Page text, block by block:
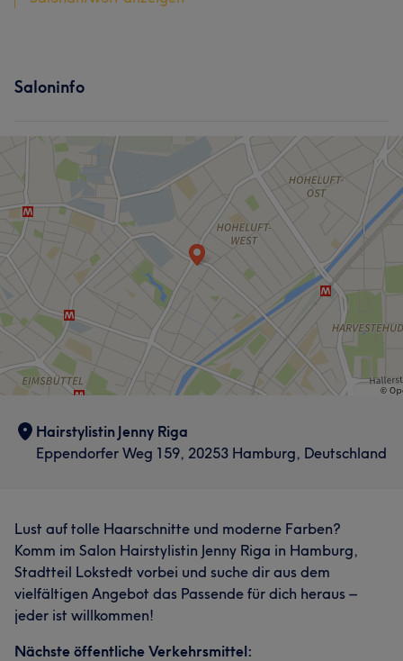
Saloninfo
Hairstylistin Jenny Riga
Eppendorfer Weg 159, 20253 Hamburg, Deutschland
Lust auf tolle Haarschnitte und moderne Farben?
Komm im Salon Hairstylistin Jenny Riga in Hamburg,
Stadtteil Lokstedt vorbei und suche dir aus dem
vielfältigen Angebot das Passende für dich heraus –
jeder ist willkommen!
Nächste öffentliche Verkehrsmittel: